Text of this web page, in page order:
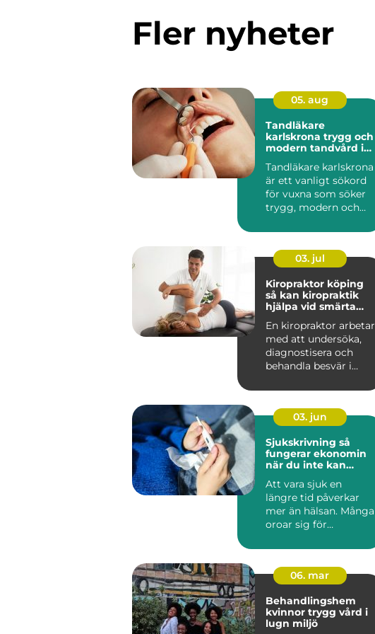
Fler nyheter
05. aug
Tandläkare
karlskrona trygg och
modern tandvård i
Tandläkare karlskrona
är ett vanligt sökord
för vuxna som söker
trygg, modern och
03. jul
Kiropraktor köping
så kan kiropraktik
hjälpa vid smärta
En kiropraktor arbetar
med att undersöka,
diagnostisera och
behandla besvär i
ner...
03. jun
Sjukskrivning så
fungerar ekonomin
när du inte kan
Att vara sjuk en
längre tid påverkar
mer än hälsan. Många
oroar sig för
och hur ...
06. mar
Behandlingshem
kvinnor trygg vård i
lugn miljö